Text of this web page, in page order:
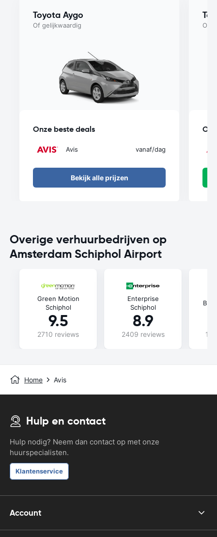
Toyota Aygo
Of gelijkwaardig
Onze beste deals
Avis vanaf/dag
Bekijk alle prijzen
Of
Overige verhuurbedrijven op
Amsterdam Schiphol Airport
Green Motion
Schiphol
9.5
2710 reviews
Enterprise
Schiphol
8.9
2409 reviews
Home Avis
Hulp en contact
Hulp nodig? Neem dan contact op met onze
huurspecialisten.
Klantenservice
Account